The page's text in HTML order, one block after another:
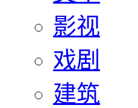
影视
戏剧
建筑